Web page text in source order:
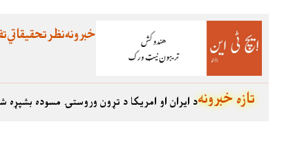
تحقیقاتينظرخبرونه
د ایران او امریکا د تړون وروستۍ مسودهتازه خبرونه